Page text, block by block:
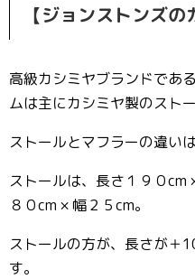
【ジョンストンズの
高級カシミヤブランドであ
ムは主にカシミヤ製のスト
ストールとマフラーの違い
ストールは、長さ１９０cm
８０cm × 幅２５cm。
ストールの方が、長さが＋
す。